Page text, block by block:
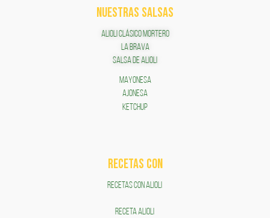
NUESTRAS SALSAS
ALIOLI CLÁSICO MORTERO
LA BRAVA
SALSA DE ALIOLI
MAYONESA
AJONESA
KETCHUP
RECETAS COn
RECETAS CON ALIOLI
RECETA ALIOLI